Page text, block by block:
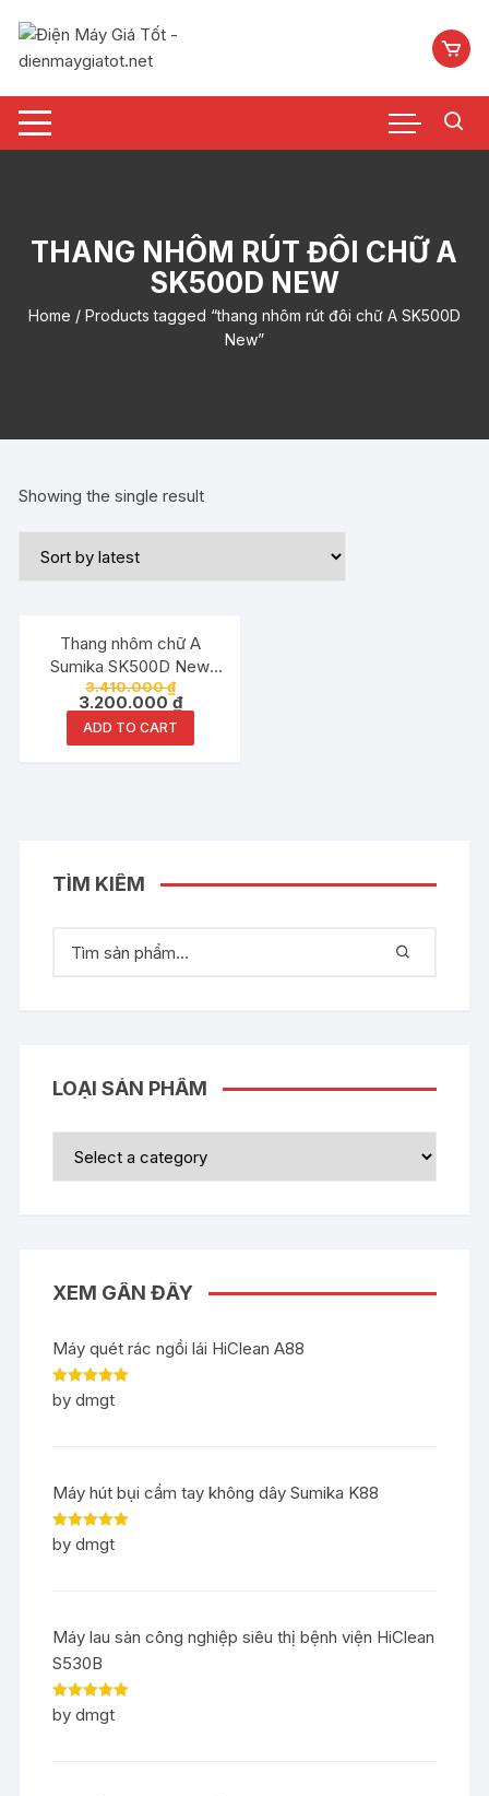
nội
THANG NHÔM RÚT ĐÔI CHỮ A
SK500D NEW
Home / Products tagged “thang nhôm rút đôi chữ A SK500D
New”
Showing the single result
Đang ưu đãi!
Thang nhôm chữ A
Sumika SK500D New
2.5Met chữ I 5.0Met
3.410.000₫
3.200.000₫
ADD TO CART
TÌM KIẾM
LOẠI SẢN PHẨM
XEM GẦN ĐÂY
Máy quét rác ngồi lái HiClean A88
Rated5out
of 5
by dmgt
Máy hút bụi cầm tay không dây Sumika K88
Rated5out
of 5
by dmgt
Máy lau sàn công nghiệp siêu thị bệnh viện HiClean
S530B
Rated5out
of 5
by dmgt